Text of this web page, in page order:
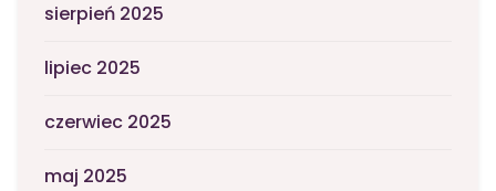
sierpień 2025
lipiec 2025
czerwiec 2025
maj 2025